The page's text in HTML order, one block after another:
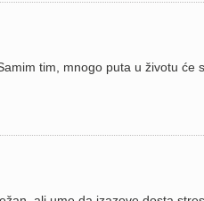
tim, mnogo puta u životu će